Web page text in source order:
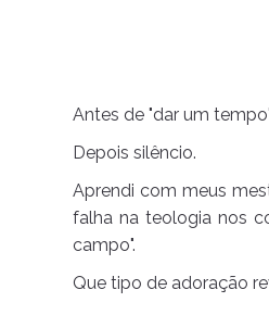
Antes de "dar um
Depois silêncio.
Aprendi com meus
falha na teologia nos
campo".
Que tipo de adoração